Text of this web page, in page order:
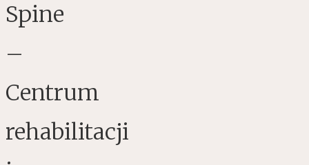
Spine
–
Centrum
rehabilitacji